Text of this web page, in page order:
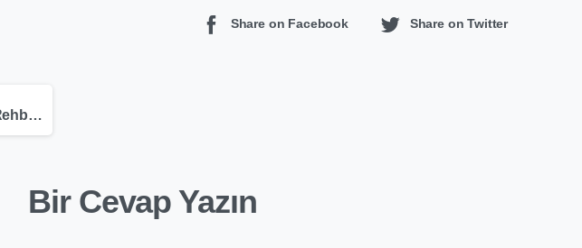
Share on Facebook Share on Twitter
Yurtdışı Staj Rehberi
Bir Cevap Yazın